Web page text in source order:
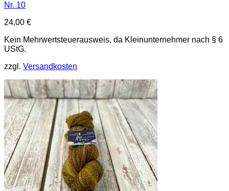
Nr. 10
24,00 €
Kein Mehrwertsteuerausweis, da Kleinunternehmer nach § 6
UStG.
zzgl. Versandkosten